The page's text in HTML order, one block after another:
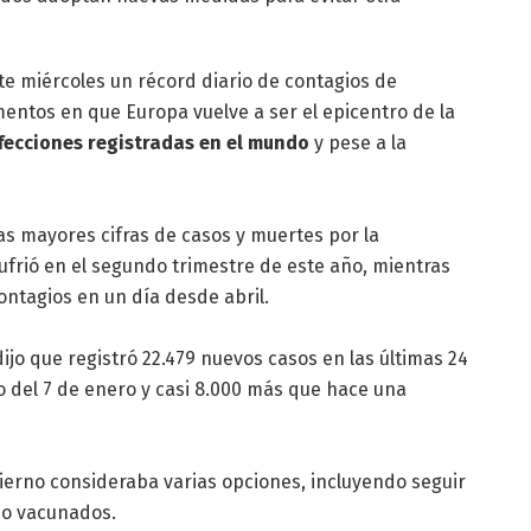
miércoles un récord diario de contagios de
en que Europa vuelve a ser el epicentro de la
registradas en el mundo y pese a la
mayores cifras de casos y muertes por la
en el segundo trimestre de este año, mientras
en un día desde abril.
que registró 22.479 nuevos casos en las últimas 24
7 de enero y casi 8.000 más que hace una
consideraba varias opciones, incluyendo seguir
vacunados.